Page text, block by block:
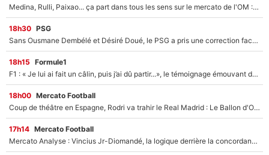
Medina, Rulli, Paixao... ça part dans tous les sens sur le mercato de l'OM : Frank McCourt va enfin récupérer l'argent qu'il attend ?
18h30 PSG
Sans Ousmane Dembélé et Désiré Doué, le PSG a pris une correction face à Majorque : Luis Enrique attend avec impatience des renforts !
18h15 Formule1
F1 : « Je lui ai fait un câlin, puis j’ai dû partir...», le témoignage émouvant de Max Verstappen sur sa fille
18h00 Mercato Football
Coup de théâtre en Espagne, Rodri va trahir le Real Madrid : Le Ballon d'Or a choisi de signer au FC Barcelone !
17h14 Mercato Football
Mercato Analyse : Vincius Jr-Diomandé, la logique derrière la concordance des temps